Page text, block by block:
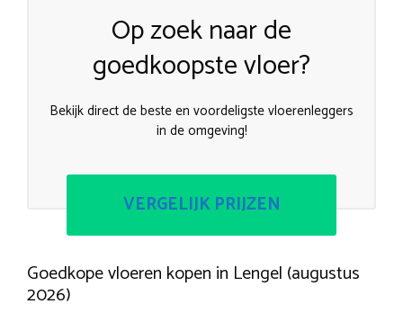
Op zoek naar de
goedkoopste vloer?
Bekijk direct de beste en voordeligste vloerenleggers
in de omgeving!
VERGELIJK PRIJZEN
Goedkope vloeren kopen in Lengel (augustus
2026)